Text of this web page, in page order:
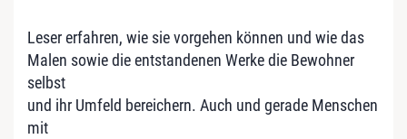
Leser erfahren, wie sie vorgehen können und wie das
Malen sowie die entstandenen Werke die Bewohner
selbst
und ihr Umfeld bereichern. Auch und gerade Menschen
mit